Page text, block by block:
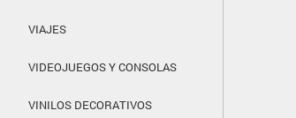
VIAJES
VIDEOJUEGOS Y CONSOLAS
VINILOS DECORATIVOS